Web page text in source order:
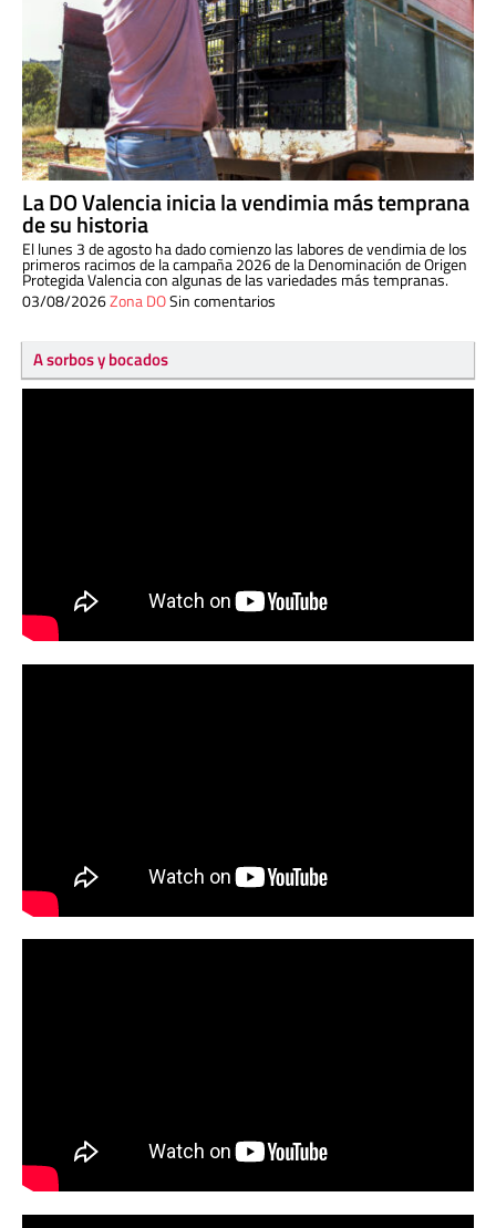
La DO Valencia inicia la vendimia más temprana
de su historia
El lunes 3 de agosto ha dado comienzo las labores de vendimia de los
primeros racimos de la campaña 2026 de la Denominación de Origen
Protegida Valencia con algunas de las variedades más tempranas.
03/08/2026Zona DOSin comentarios
A sorbos y bocados